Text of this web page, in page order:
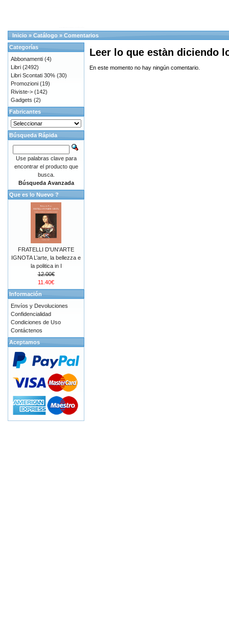
Inicio » Catálogo » Comentarios
Leer lo que estàn diciendo
En este momento no hay ningún comentario.
Categorías
Abbonamenti (4)
Libri (2492)
Libri Scontati 30% (30)
Promozioni (19)
Riviste-> (142)
Gadgets (2)
Fabricantes
Búsqueda Rápida
Use palabras clave para
encontrar el producto que
busca.
Búsqueda Avanzada
Que es lo Nuevo ?
FRATELLI D'UN'ARTE
IGNOTA L’arte, la bellezza e
la politica in I
12.00€
11.40€
Información
Envíos y Devoluciones
Confidencialidad
Condiciones de Uso
Contáctenos
Aceptamos